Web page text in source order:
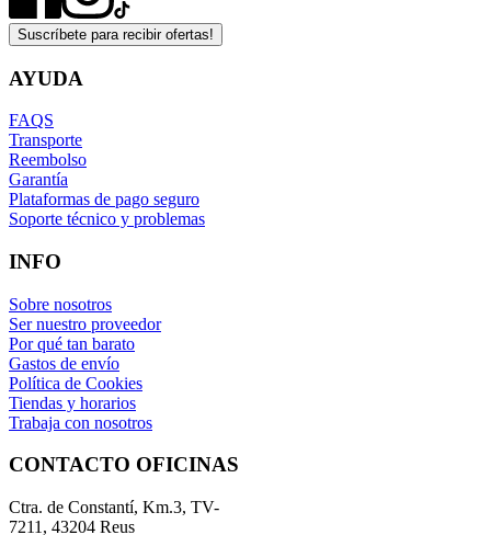
Suscríbete para recibir ofertas!
AYUDA
FAQS
Transporte
Reembolso
Garantía
Plataformas de pago seguro
Soporte técnico y problemas
INFO
Sobre nosotros
Ser nuestro proveedor
Por qué tan barato
Gastos de envío
Política de Cookies
Tiendas y horarios
Trabaja con nosotros
CONTACTO OFICINAS
Ctra. de Constantí, Km.3, TV-
7211, 43204 Reus